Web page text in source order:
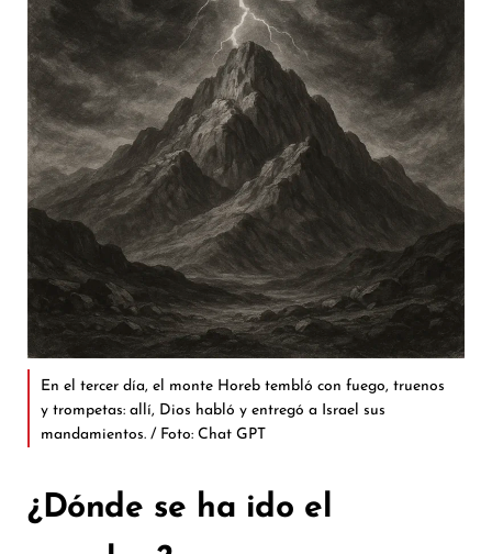
En el tercer día, el monte Horeb tembló con fuego, truenos
y trompetas: allí, Dios habló y entregó a Israel sus
mandamientos. / Foto: Chat GPT
¿Dónde se ha ido el